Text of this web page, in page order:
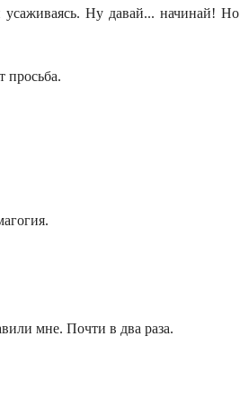
усаживаясь. Ну давай... начинай! Но
просьба.
мне. Почти в два раза.